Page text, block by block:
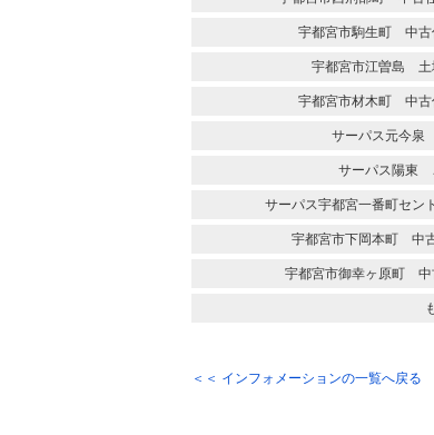
宇都宮市駒生町 中
宇都宮市江曽島
宇都宮市材木町 中
サーパス元今泉
サーパス陽東
サーパス宇都宮一番町セ
宇都宮市下岡本町 中
宇都宮市御幸ヶ原町
＜＜ インフォメーションの一覧へ戻る